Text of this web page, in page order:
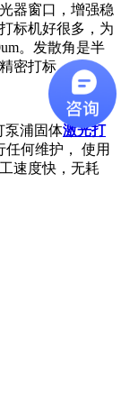
器窗口，增强稳
标机好很多，为
。发散角是半
密打标。
泵浦固体激光打
任何维护， 使用
速度快，无耗